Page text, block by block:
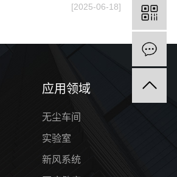
[2025-06-18]
应用领域
无尘车间
实验室
新风系统